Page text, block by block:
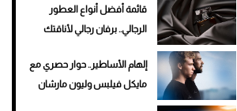
قائمة أفضل أنواع العطور
الرجالي.. برفان رجالي لأناقتك
إلهام الأساطير.. حوار حصري مع
مايكل فيلبس وليون مارشان